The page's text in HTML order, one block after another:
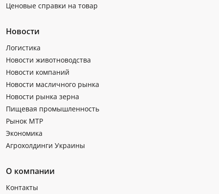
Ценовые справки на товар
Новости
Логистика
Новости животноводства
Новости компаний
Новости масличного рынка
Новости рынка зерна
Пищевая промышленность
Рынок МТР
Экономика
Агрохолдинги Украины
О компании
Контакты